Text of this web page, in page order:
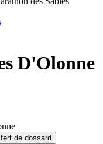
D'Olonne
de dossard